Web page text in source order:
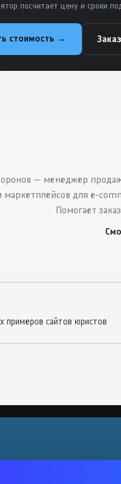
посчитает цену и сроки
стоимость →
— менеджер
для e-
Помогает
примеров сайтов юристов